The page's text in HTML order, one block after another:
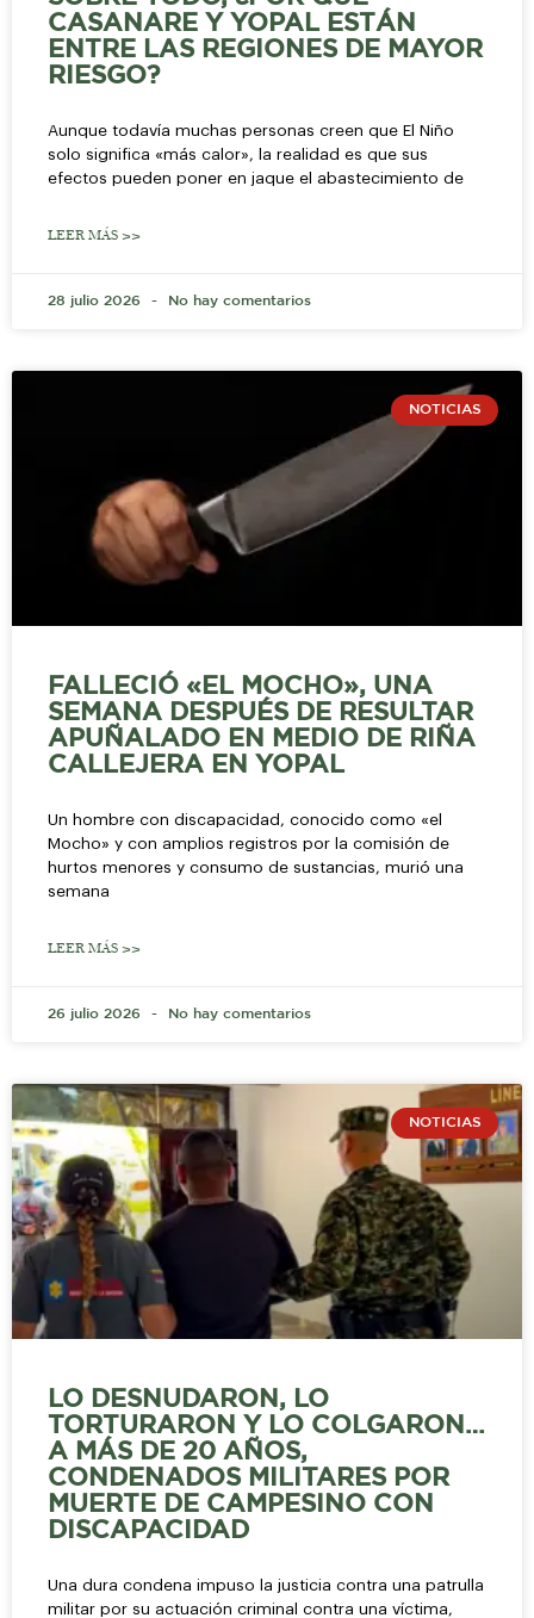
CASANARE Y YOPAL ESTÁN
ENTRE LAS REGIONES DE MAYOR
RIESGO?
Aunque todavía muchas personas creen que El Niño
solo significa «más calor», la realidad es que sus
efectos pueden poner en jaque el abastecimiento de
LEER MÁS >>
28 julio 2026 No hay comentarios
NOTICIAS
FALLECIÓ «EL MOCHO», UNA
SEMANA DESPUÉS DE RESULTAR
APUÑALADO EN MEDIO DE RIÑA
CALLEJERA EN YOPAL
Un hombre con discapacidad, conocido como «el
Mocho» y con amplios registros por la comisión de
hurtos menores y consumo de sustancias, murió una
semana
LEER MÁS >>
26 julio 2026 No hay comentarios
NOTICIAS
LO DESNUDARON, LO
TORTURARON Y LO COLGARON…
A MÁS DE 20 AÑOS,
CONDENADOS MILITARES POR
MUERTE DE CAMPESINO CON
DISCAPACIDAD
Una dura condena impuso la justicia contra una patrulla
militar por su actuación criminal contra una víctima,